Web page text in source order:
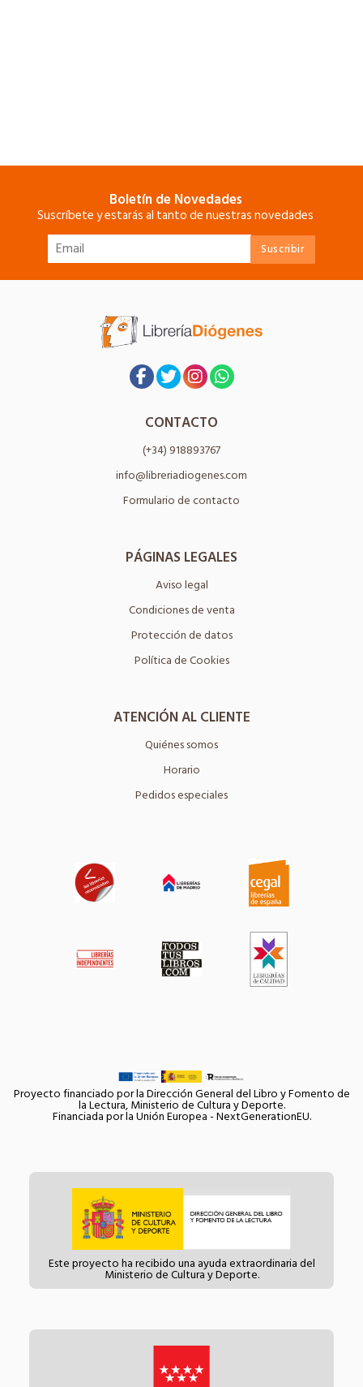
Boletín de Novedades
Suscríbete y estarás al tanto de nuestras novedades
CONTACTO
(+34) 918893767
info@libreriadiogenes.com
Formulario de contacto
PÁGINAS LEGALES
Aviso legal
Condiciones de venta
Protección de datos
Política de Cookies
ATENCIÓN AL CLIENTE
Quiénes somos
Horario
Pedidos especiales
Proyecto financiado por la Dirección General del Libro y Fomento de
la Lectura, Ministerio de Cultura y Deporte.
Financiada por la Unión Europea - NextGenerationEU.
Este proyecto ha recibido una ayuda extraordinaria del
Ministerio de Cultura y Deporte.